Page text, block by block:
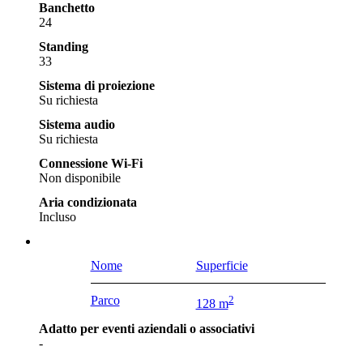
Banchetto
24
Standing
33
Sistema di proiezione
Su richiesta
Sistema audio
Su richiesta
Connessione Wi-Fi
Non disponibile
Aria condizionata
Incluso
Nome Superficie
Parco 128 m2
Adatto per eventi aziendali o associativi
-